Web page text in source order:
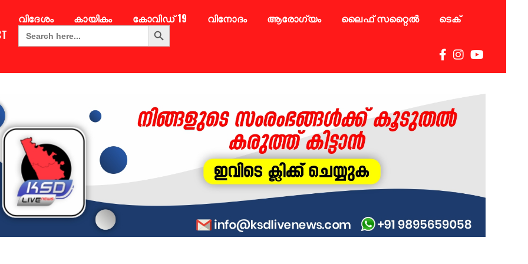
വിദേശം കായികം കോവിഡ് 19 വിനോദം ആരോഗ്യം ലൈഫ് സറ്റൈൽ
ടെക്
Search
for:
Search Button